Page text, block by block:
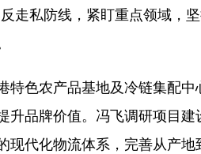
走私防线，紧盯重点领域，
色农产品基地及冷链集配中
升品牌价值。冯飞调研项目
现代化物流体系，完善从产